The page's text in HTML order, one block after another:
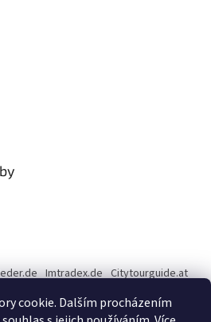
cookie. Dalším procházením
Imtradex.de Citytourguide.at